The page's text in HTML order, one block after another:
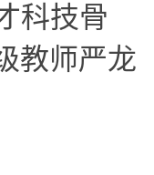
科技骨
教师严龙